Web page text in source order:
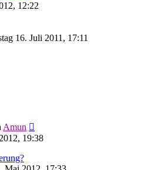
12:22
16. Juli 2011, 17:11
Amun
19:38